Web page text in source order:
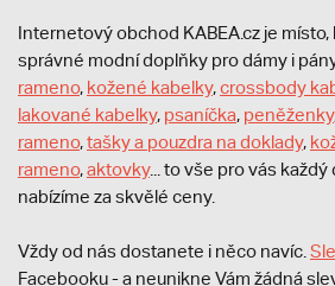
Internetový obchod KABEA.cz je
správné modní doplňky pro dámy i
rameno, kožené kabelky,crossbody
lakované kabelky, psaníčka, peněženky
rameno,tašky a pouzdra na doklady,
rameno,aktovky... to vše pro vás
nabízíme za skvělé ceny.
Vždy od nás dostanete i něco navíc. S
Facebooku - a neunikne Vám žádná